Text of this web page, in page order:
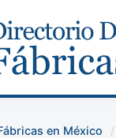
en México